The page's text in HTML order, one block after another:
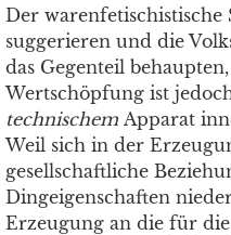
Der warenfetischistische
suggerieren und die
das Gegenteil
Wertschöpfung ist
technischem Apparat
Weil sich in der
gesellschaftliche
Dingeigenschaften
Erzeugung an die für die